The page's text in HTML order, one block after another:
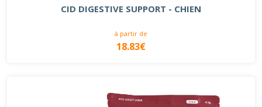
CID DIGESTIVE SUPPORT - CHIEN
à partir de
18.83€